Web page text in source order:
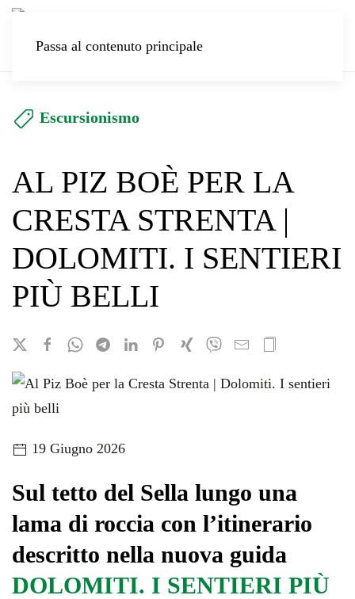
Passa al contenuto principale
Escursionismo
AL PIZ BOÈ PER LA
CRESTA STRENTA |
DOLOMITI. I SENTIERI
PIÙ BELLI
19 Giugno 2026
Sul tetto del Sella lungo una
lama di roccia con l’itinerario
descritto nella nuova guida
DOLOMITI. I SENTIERI PIÙ